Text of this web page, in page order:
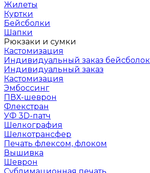
Жилеты
Куртки
Бейсболки
Шапки
Рюкзаки и сумки
Кастомизация
Индивидуальный заказ бейсболок
Индивидуальный заказ
Кастомизация
Эмбоссинг
ПВХ-шеврон
Флекстран
УФ 3D-патч
Шелкография
Шелкотрансфер
Печать флексом, флоком
Вышивка
Шеврон